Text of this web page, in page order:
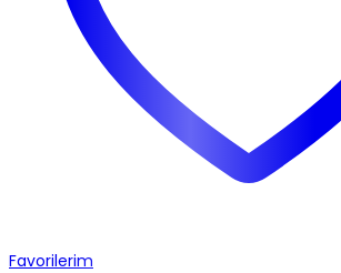
Favorilerim